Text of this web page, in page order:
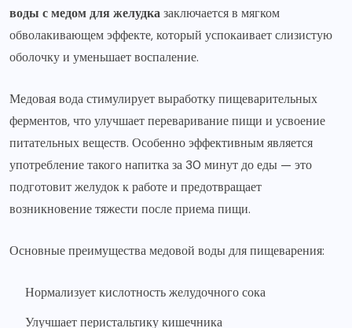
воды с медом для желудказаключается в мягком
обволакивающем эффекте, который успокаивает слизистую
оболочку и уменьшает воспаление.
Медовая вода стимулирует выработку пищеварительных
ферментов, что улучшает переваривание пищи и усвоение
питательных веществ. Особенно эффективным является
употребление такого напитка за 30 минут до еды — это
подготовит желудок к работе и предотвращает
возникновение тяжести после приема пищи.
Основные преимущества медовой воды для пищеварения:
Нормализует кислотность желудочного сока
Улучшает перистальтику кишечника